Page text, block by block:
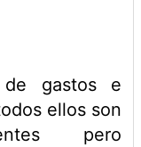
de gastos e
ellos son
pero